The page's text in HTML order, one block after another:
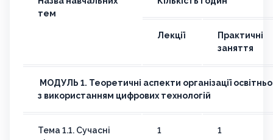
тем
Лекції
Практичні
заняття
МОДУЛЬ 1. Теоретичні аспекти організації
з використанням цифрових технологій
Тема 1.1. Сучасні
1 1